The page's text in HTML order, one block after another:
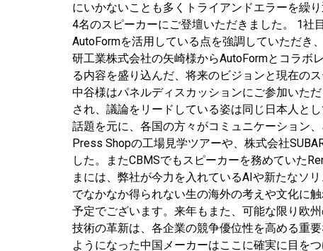
にいかないことも多くトライアンドエラーを繰
4名のスピーカーにご登壇いただきました。 1社
AutoFormを活用している点を強調していただき
研工業株式会社の矢崎様からAutoFormとコラボ
る内容を盛り込んだ、将来のビジョンと現在の
中谷様はパネルディスカッションにご参加いた
され、議論をリードしている姿は同じ日本人と
話題を元に、各国の方々がコミュニケーション
Press Shopの工場見学ツアーや、株式会社
した。またCBMSでもスピーカーを務めていた
まには、弊社が今力を入れているAIや新たなソ
でなかなか得られない生の海外の考えや文化に
予定でございます。来年もまた、可能な限り欧
技術の革新は、各企業の競争優位性を高める重
ようになった中国メーカーはここに確実に目を